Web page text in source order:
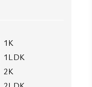
1K
1LDK
2K